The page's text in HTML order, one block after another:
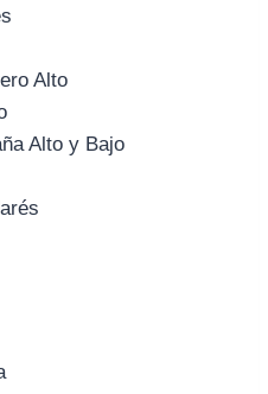
Alto
Alto y Bajo